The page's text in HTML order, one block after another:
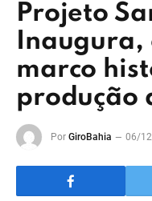
Projeto
Inaugura,
marco
produção
Por GiroBahia 06/